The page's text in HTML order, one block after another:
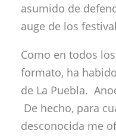
asumido de
auge de los
Como en todos
formato, ha
de La Puebla.
De hecho, para
desconocida me